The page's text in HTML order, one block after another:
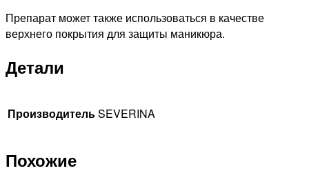
Препарат может также использоваться в качестве
верхнего покрытия для защиты маникюра.
Детали
ПроизводительSEVERINA
Похожие